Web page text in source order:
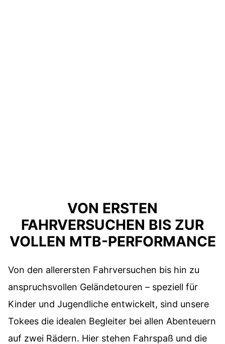
VON ERSTEN
FAHRVERSUCHEN BIS ZUR
VOLLEN MTB-PERFORMANCE
Von den allerersten Fahrversuchen bis hin zu
anspruchsvollen Geländetouren – speziell für
Kinder und Jugendliche entwickelt, sind unsere
Tokees die idealen Begleiter bei allen Abenteuern
auf zwei Rädern. Hier stehen Fahrspaß und die